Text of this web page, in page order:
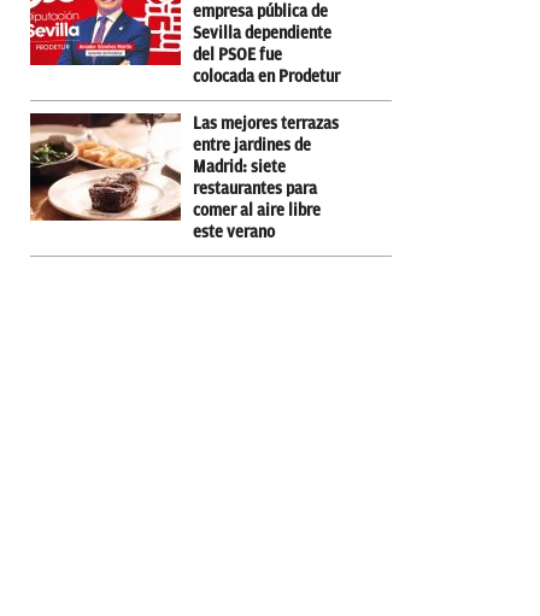
empresa pública de
Sevilla dependiente
del PSOE fue
colocada en Prodetur
Las mejores terrazas
entre jardines de
Madrid: siete
restaurantes para
comer al aire libre
este verano